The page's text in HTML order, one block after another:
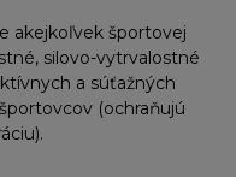
akejkoľvek športovej
silovo-vytrvalostné
a súťažných
(ochraňujú